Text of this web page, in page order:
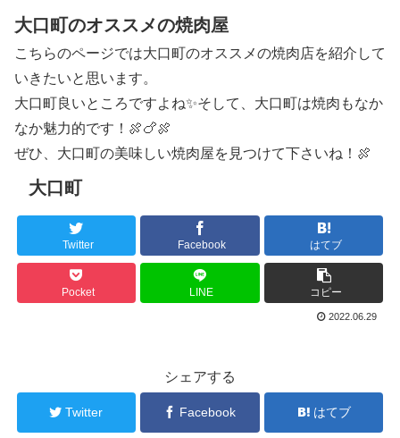
大口町のオススメの焼肉屋
こちらのページでは大口町のオススメの焼肉店を紹介して
いきたいと思います。
大口町良いところですよね✨そして、大口町は焼肉もなか
なか魅力的です！🍖🍗🍖
ぜひ、大口町の美味しい焼肉屋を見つけて下さいね！🍖
大口町
Twitter Facebook はてブ
Pocket LINE コピー
2022.06.29
シェアする
Twitter Facebook はてブ